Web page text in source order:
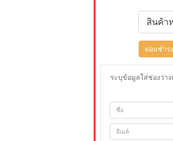
สินค้า
ผ่อนชำร
ระบุข้อมูลใส่ช่องว่าง